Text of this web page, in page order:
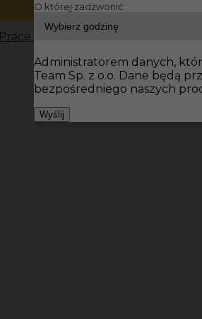
Prace wykończeniowe Niemcy
O której zadzwonić:
Administratorem danych,
Team Sp. z o.o. Dane będą
bezpośredniego naszych
Wyślij